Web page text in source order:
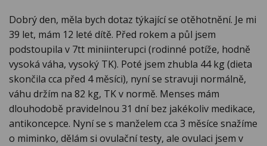
Dobrý den, měla bych dotaz týkající se otěhotnění. Je mi
39 let, mám 12 leté dítě. Před rokem a půl jsem
podstoupila v 7tt miniinterupci (rodinné potíže, hodně
vysoká váha, vysoký TK). Poté jsem zhubla 44 kg (dieta
skončila cca před 4 měsíci), nyní se stravuji normálně,
váhu držím na 82 kg, TK v normě. Menses mám
dlouhodobě pravidelnou 31 dní bez jakékoliv medikace,
antikoncepce. Nyní se s manželem cca 3 měsíce snažíme
o miminko, dělám si ovulační testy, ale ovulaci jsem v